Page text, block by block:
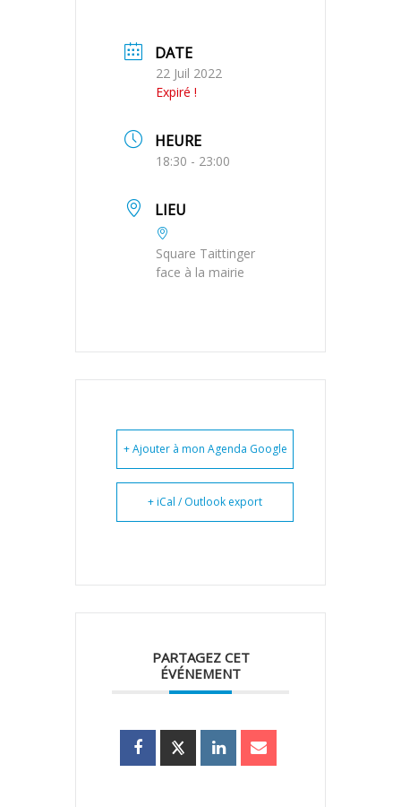
DATE
22 Juil 2022
Expiré !
HEURE
18:30 - 23:00
LIEU
Square Taittinger
face à la mairie
+ Ajouter à mon Agenda Google
+ iCal / Outlook export
PARTAGEZ CET
ÉVÉNEMENT